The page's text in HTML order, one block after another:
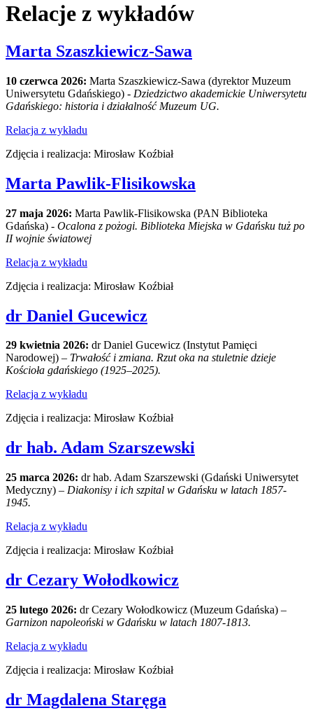
Relacje z wykładów
Marta Szaszkiewicz-Sawa
10 czerwca 2026: Marta Szaszkiewicz-Sawa (dyrektor Muzeum
Uniwersytetu Gdańskiego) - Dziedzictwo akademickie Uniwersytetu
Gdańskiego: historia i działalność Muzeum UG.
Relacja z wykładu
Zdjęcia i realizacja: Mirosław Koźbiał
Marta Pawlik-Flisikowska
27 maja 2026: Marta Pawlik-Flisikowska (PAN Biblioteka
Gdańska) - Ocalona z pożogi. Biblioteka Miejska w Gdańsku tuż po
II wojnie światowej
Relacja z wykładu
Zdjęcia i realizacja: Mirosław Koźbiał
dr Daniel Gucewicz
29 kwietnia 2026: dr Daniel Gucewicz (Instytut Pamięci
Narodowej) – Trwałość i zmiana. Rzut oka na stuletnie dzieje
Kościoła gdańskiego (1925–2025).
Relacja z wykładu
Zdjęcia i realizacja: Mirosław Koźbiał
dr hab. Adam Szarszewski
25 marca 2026: dr hab. Adam Szarszewski (Gdański Uniwersytet
Medyczny) – Diakonisy i ich szpital w Gdańsku w latach 1857-
1945.
Relacja z wykładu
Zdjęcia i realizacja: Mirosław Koźbiał
dr Cezary Wołodkowicz
25 lutego 2026: dr Cezary Wołodkowicz (Muzeum Gdańska) –
Garnizon napoleoński w Gdańsku w latach 1807-1813.
Relacja z wykładu
Zdjęcia i realizacja: Mirosław Koźbiał
dr Magdalena Staręga